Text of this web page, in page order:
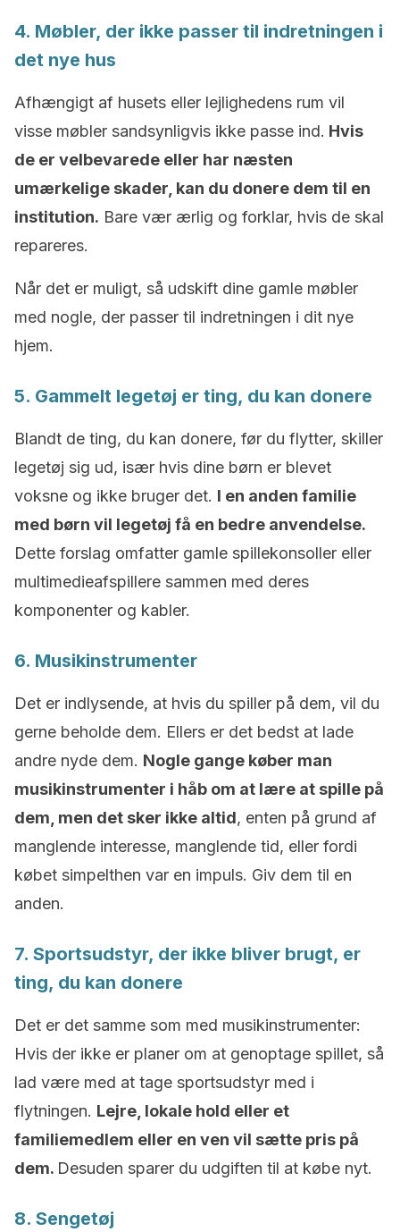
4. Møbler, der ikke passer til indretningen i
det nye hus
Afhængigt af husets eller lejlighedens rum vil
visse møbler sandsynligvis ikke passe ind. Hvis
de er velbevarede eller har næsten
umærkelige skader, kan du donere dem til en
institution. Bare vær ærlig og forklar, hvis de skal
repareres.
Når det er muligt, så udskift dine gamle møbler
med nogle, der passer til indretningen i dit nye
hjem.
5. Gammelt legetøj er ting, du kan donere
Blandt de ting, du kan donere, før du flytter, skiller
legetøj sig ud, især hvis dine børn er blevet
voksne og ikke bruger det. I en anden familie
med børn vil legetøj få en bedre anvendelse.
Dette forslag omfatter gamle spillekonsoller eller
multimedieafspillere sammen med deres
komponenter og kabler.
6. Musikinstrumenter
Det er indlysende, at hvis du spiller på dem, vil du
gerne beholde dem. Ellers er det bedst at lade
andre nyde dem. Nogle gange køber man
musikinstrumenter i håb om at lære at spille på
dem, men det sker ikke altid, enten på grund af
manglende interesse, manglende tid, eller fordi
købet simpelthen var en impuls. Giv dem til en
anden.
7. Sportsudstyr, der ikke bliver brugt, er
ting, du kan donere
Det er det samme som med musikinstrumenter:
Hvis der ikke er planer om at genoptage spillet, så
lad være med at tage sportsudstyr med i
flytningen. Lejre, lokale hold eller et
familiemedlem eller en ven vil sætte pris på
dem. Desuden sparer du udgiften til at købe nyt.
8. Sengetøj